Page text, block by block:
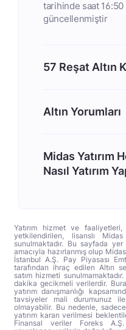
tarihinde saat 16:50
güncellenmiştir
57 Reşat Altın
Altın Yorumları
Midas Yatırım
Nasıl Yatırım
Yatırım hizmet ve
yetkilendirilen, lisanslı
sunulmaktadır. Bu sayfada
amacıyla hazırlanmış olup
İstanbul A.Ş. Pay Piyasası
tarafından ihraç edilen Altın
satım hizmeti
dakika gecikmeli verilerdir.
yatırım danışmanlığı
tavsiyeler mali durumunuz
olmayabilir. Bu nedenle,
yatırım kararı verilmesi
Finansal veriler Foreks A.Ş.